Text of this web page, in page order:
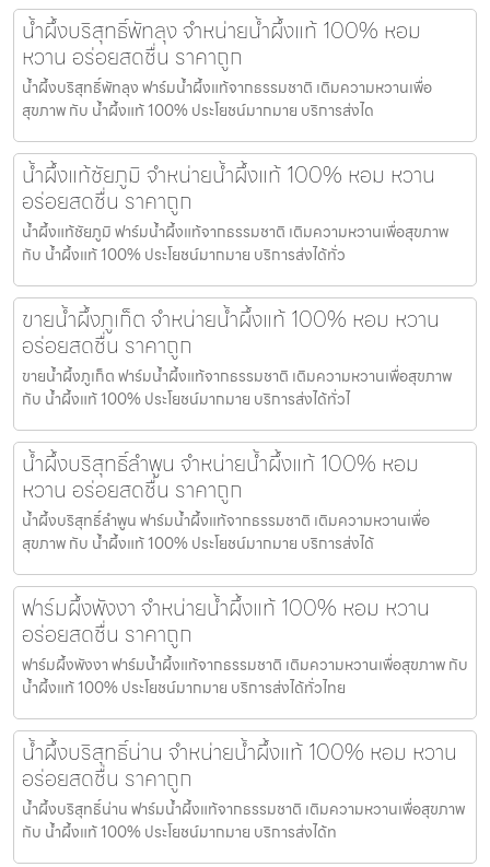
น้ำผึ้งบริสุทธิ์พัทลุง จำหน่ายน้ำผึ้งแท้ 100% หอม
หวาน อร่อยสดชื่น ราคาถูก
น้ำผึ้งบริสุทธิ์พัทลุง ฟาร์มน้ำผึ้งแท้จากธรรมชาติ เติมความหวานเพื่อ
สุขภาพ กับ น้ำผึ้งแท้ 100% ประโยชน์มากมาย บริการส่งได
น้ำผึ้งแท้ชัยภูมิ จำหน่ายน้ำผึ้งแท้ 100% หอม หวาน
อร่อยสดชื่น ราคาถูก
น้ำผึ้งแท้ชัยภูมิ ฟาร์มน้ำผึ้งแท้จากธรรมชาติ เติมความหวานเพื่อสุขภาพ
กับ น้ำผึ้งแท้ 100% ประโยชน์มากมาย บริการส่งได้ทั่ว
ขายน้ำผึ้งภูเก็ต จำหน่ายน้ำผึ้งแท้ 100% หอม หวาน
อร่อยสดชื่น ราคาถูก
ขายน้ำผึ้งภูเก็ต ฟาร์มน้ำผึ้งแท้จากธรรมชาติ เติมความหวานเพื่อสุขภาพ
กับ น้ำผึ้งแท้ 100% ประโยชน์มากมาย บริการส่งได้ทั่วไ
น้ำผึ้งบริสุทธิ์ลำพูน จำหน่ายน้ำผึ้งแท้ 100% หอม
หวาน อร่อยสดชื่น ราคาถูก
น้ำผึ้งบริสุทธิ์ลำพูน ฟาร์มน้ำผึ้งแท้จากธรรมชาติ เติมความหวานเพื่อ
สุขภาพ กับ น้ำผึ้งแท้ 100% ประโยชน์มากมาย บริการส่งได้
ฟาร์มผึ้งพังงา จำหน่ายน้ำผึ้งแท้ 100% หอม หวาน
อร่อยสดชื่น ราคาถูก
ฟาร์มผึ้งพังงา ฟาร์มน้ำผึ้งแท้จากธรรมชาติ เติมความหวานเพื่อสุขภาพ กับ
น้ำผึ้งแท้ 100% ประโยชน์มากมาย บริการส่งได้ทั่วไทย
น้ำผึ้งบริสุทธิ์น่าน จำหน่ายน้ำผึ้งแท้ 100% หอม หวาน
อร่อยสดชื่น ราคาถูก
น้ำผึ้งบริสุทธิ์น่าน ฟาร์มน้ำผึ้งแท้จากธรรมชาติ เติมความหวานเพื่อสุขภาพ
กับ น้ำผึ้งแท้ 100% ประโยชน์มากมาย บริการส่งได้ท